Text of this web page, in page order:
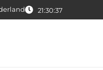
21:30:38